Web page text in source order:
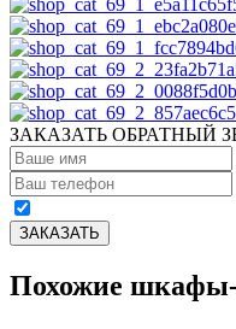
ЗАКАЗАТЬ ОБРАТНЫЙ
Похожие шкафы-